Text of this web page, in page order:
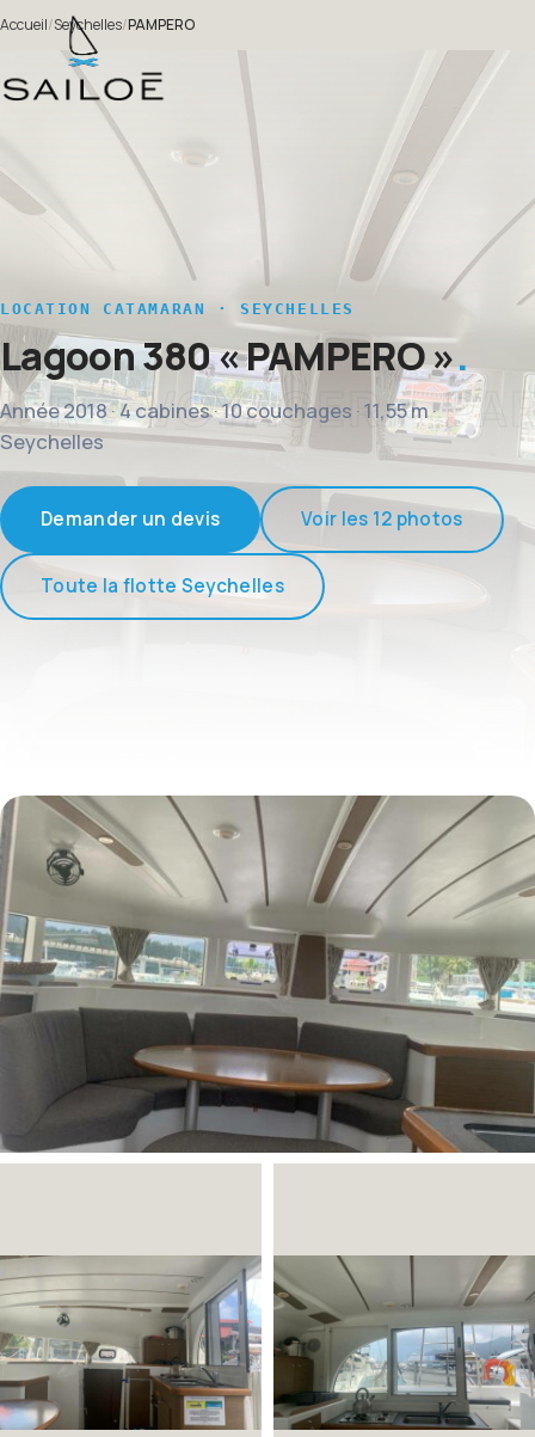
Accueil/Seychelles/PAMPERO
LOCATION CATAMARAN · SEYCHELLES
Lagoon 380« PAMPERO »
Année 2018 · 4 cabines · 10 couchages · 11,55 m ·
Seychelles
Demander un devis Voir les 12 photos
Toute la flotte Seychelles